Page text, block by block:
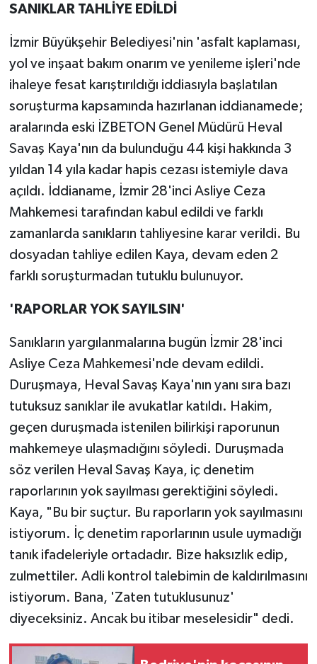
SANIKLAR TAHLİYE EDİLDİ
İzmir Büyükşehir Belediyesi'nin 'asfalt kaplaması,
yol ve inşaat bakım onarım ve yenileme işleri'nde
ihaleye fesat karıştırıldığı iddiasıyla başlatılan
soruşturma kapsamında hazırlanan iddianamede;
aralarında eski İZBETON Genel Müdürü Heval
Savaş Kaya'nın da bulunduğu 44 kişi hakkında 3
yıldan 14 yıla kadar hapis cezası istemiyle dava
açıldı. İddianame, İzmir 28'inci Asliye Ceza
Mahkemesi tarafından kabul edildi ve farklı
zamanlarda sanıkların tahliyesine karar verildi. Bu
dosyadan tahliye edilen Kaya, devam eden 2
farklı soruşturmadan tutuklu bulunuyor.
'RAPORLAR YOK SAYILSIN'
Sanıkların yargılanmalarına bugün İzmir 28'inci
Asliye Ceza Mahkemesi'nde devam edildi.
Duruşmaya, Heval Savaş Kaya'nın yanı sıra bazı
tutuksuz sanıklar ile avukatlar katıldı. Hakim,
geçen duruşmada istenilen bilirkişi raporunun
mahkemeye ulaşmadığını söyledi. Duruşmada
söz verilen Heval Savaş Kaya, iç denetim
raporlarının yok sayılması gerektiğini söyledi.
Kaya, "Bu bir suçtur. Bu raporların yok sayılmasını
istiyorum. İç denetim raporlarının usule uymadığı
tanık ifadeleriyle ortadadır. Bize haksızlık edip,
zulmettiler. Adli kontrol talebimin de kaldırılmasını
istiyorum. Bana, 'Zaten tutuklusunuz'
diyeceksiniz. Ancak bu itibar meselesidir" dedi.